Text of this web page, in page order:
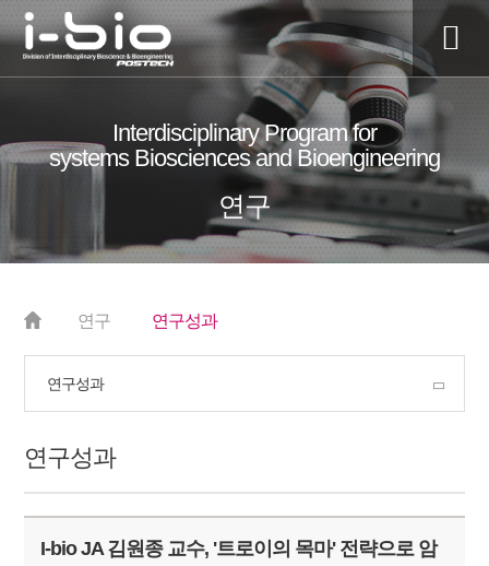
전
뉴
Interdisciplinary Program for
systems Biosciences and Bioengineering
연구
연구 연구성과
연구성과
연구성과
I-bio JA 김원종 교수, '트로이의 목마' 전략으로 암